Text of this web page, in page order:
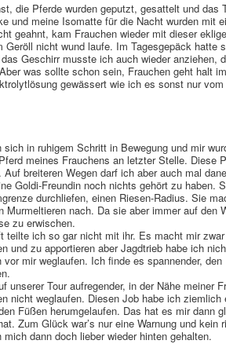
die Pferde wurden geputzt, gesattelt und
und meine Isomatte für die Nacht wurden mit
geahnt, kam Frauchen wieder mit dieser
Geröll nicht wund laufe. Im Tagesgepäck hatte
Geschirr musste ich auch wieder anziehen,
was sollte schon sein, Frauchen geht halt
gewässert wie ich es sonst nur
sich in ruhigem Schritt in Bewegung und mir
meines Frauchens an letzter Stelle. Diese
Auf breiteren Wegen darf ich aber auch mal
Goldi-Freundin noch nichts gehört zu haben.
durchliefen, einen Riesen-Radius. Sie
Murmeltieren nach. Da sie aber immer auf den
zu erwischen.
teilte ich so gar nicht mit ihr. Es macht mir
und zu apportieren aber Jagdtrieb habe ich
mir weglaufen. Ich finde es spannender,
unserer Tour aufregender, in der Nähe meiner
nicht weglaufen. Diesen Job habe ich
Füßen herumgelaufen. Das hat es mir dann
Zum Glück war’s nur eine Warnung und kein
mich dann doch lieber wieder hinten gehalten.